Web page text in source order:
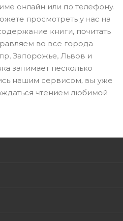
онлайн или по телефону.
просмотреть у нас на
книги, почитать
во все города
Запорожье, Львов и
занимает несколько
нашим сервисом, вы уже
чтением любимой